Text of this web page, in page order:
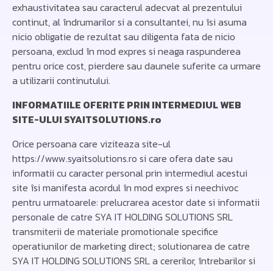
exhaustivitatea sau caracterul adecvat al prezentului
continut, al îndrumarilor si a consultantei, nu îsi asuma
nicio obligatie de rezultat sau diligenta fata de nicio
persoana, exclud în mod expres si neaga raspunderea
pentru orice cost, pierdere sau daunele suferite ca urmare
a utilizarii continutului.
INFORMATIILE OFERITE PRIN INTERMEDIUL WEB
SITE-ULUI SYAITSOLUTIONS.ro
Orice persoana care viziteaza site-ul
https://www.syaitsolutions.ro si care ofera date sau
informatii cu caracter personal prin intermediul acestui
site îsi manifesta acordul în mod expres si neechivoc
pentru urmatoarele: prelucrarea acestor date si informatii
personale de catre SYA IT HOLDING SOLUTIONS SRL
transmiterii de materiale promotionale specifice
operatiunilor de marketing direct; solutionarea de catre
SYA IT HOLDING SOLUTIONS SRL a cererilor, întrebarilor si